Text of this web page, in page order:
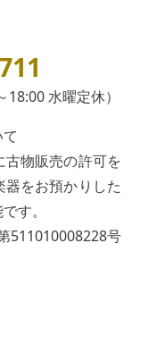
18:00 水曜定休）
物販売の許可を
をお預かりした
す。
511010008228号